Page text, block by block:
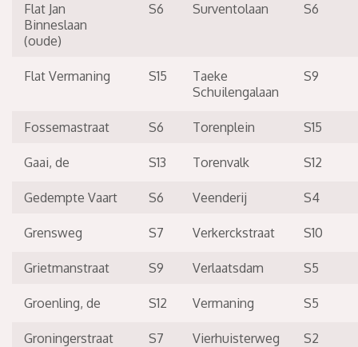
Flat Jan
Binneslaan
(oude)
S6 Surventolaan S6
Flat Vermaning S15
Taeke
Schuilengalaan
S9
Fossemastraat S6 Torenplein S15
Gaai, de S13 Torenvalk S12
Gedempte Vaart S6 Veenderij S4
Grensweg S7 Verkerckstraat S10
Grietmanstraat S9 Verlaatsdam S5
Groenling, de S12 Vermaning S5
Groningerstraat S7 Vierhuisterweg S2